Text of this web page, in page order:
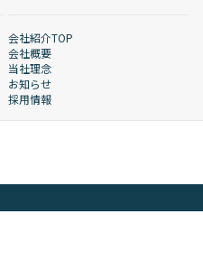
会社紹介TOP
会社概要
当社理念
お知らせ
採用情報